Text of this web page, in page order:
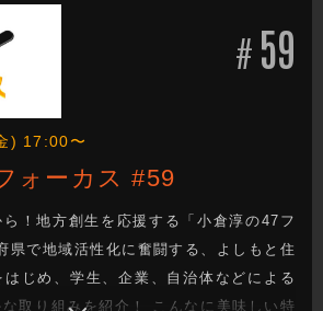
したらいい？ 日本の未来を次世代へと
のヒントがきっと見つかる！
# 59
) 17:00〜
ォーカス #59
ら！地方創生を応援する「小倉淳の47フ
県で地域活性化に奮闘する、よしもと住
じめ、学生、企業、自治体などによる
取り組みを紹介！ こんなに美味しい特